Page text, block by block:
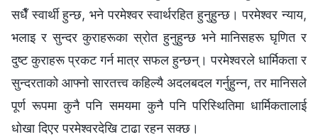
सधैँ स्वार्थी हुन्छ, भने परमेश्‍वर स्वार्थरहित हुनुहुन्छ। परमेश्‍वर न्याय,
भलाइ र सुन्दर कुराहरूका स्रोत हुनुहुन्छ भने मानिसहरू घृणित र
दुष्‍ट कुराहरू प्रकट गर्न मात्र सफल हुन्छन्। परमेश्‍वरले धार्मिकता र
सुन्दरताको आफ्नो सारतत्त्व कहिल्यै अदलबदल गर्नुहुन्‍न, तर मानिसले
पूर्ण रूपमा कुनै पनि समयमा कुनै पनि परिस्थितिमा धार्मिकतालाई
धोखा दिएर परमेश्‍वरदेखि टाढा रहन सक्छ।